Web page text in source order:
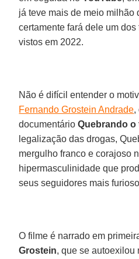
já teve mais de meio milhão
certamente fará dele um
vistos em 2022.
Não é difícil entender o
Fernando Grostein Andrade,
documentárioQuebrando o
legalização das drogas,
mergulho franco e corajoso
hipermasculinidade que
seus seguidores mais
O filme é narrado em
Grostein, que se autoexilou